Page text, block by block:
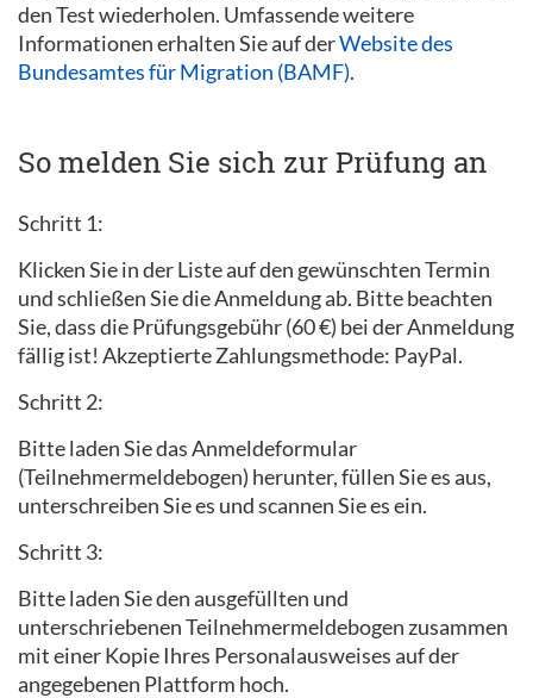
den Test wiederholen. Umfassende weitere
Informationen erhalten Sie auf derWebsite des
Bundesamtes für Migration (BAMF).
So melden Sie sich zur Prüfung an
Schritt 1:
Klicken Sie in der Liste auf den gewünschten Termin
und schließen Sie die Anmeldung ab. Bitte beachten
Sie, dass die Prüfungsgebühr (60 €) bei der Anmeldung
fällig ist! Akzeptierte Zahlungsmethode: PayPal.
Schritt 2:
Bitte laden Sie das Anmeldeformular
(Teilnehmermeldebogen) herunter, füllen Sie es aus,
unterschreiben Sie es und scannen Sie es ein.
Schritt 3:
Bitte laden Sie den ausgefüllten und
unterschriebenen Teilnehmermeldebogen zusammen
mit einer Kopie Ihres Personalausweises auf der
angegebenen Plattform hoch.